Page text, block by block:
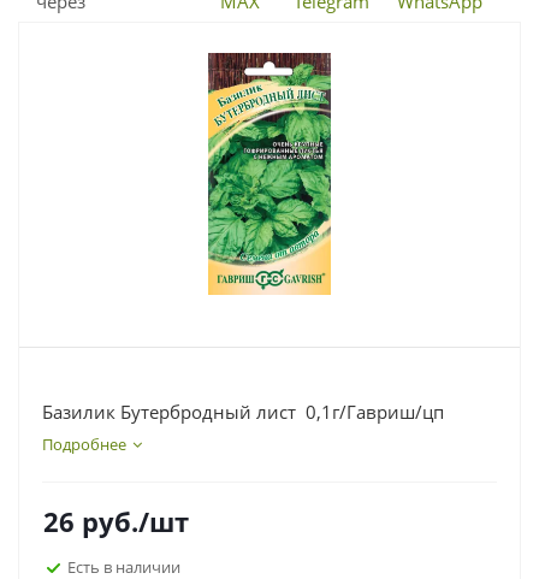
Базилик Бутербродный лист 0,1г/Гавриш/цп
Подробнее
26 руб./шт
Есть в наличии